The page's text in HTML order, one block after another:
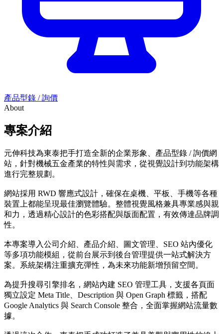
產品型錄 / 詢價
About
專案介紹
元伸科技為東泰把手打造全新的企業形象、產品型錄 / 詢價網
站，針對機械五金產業的特性與需求，從視覺設計到功能架構
進行完整規劃。
網站採用 RWD 響應式設計，確保在桌機、平板、手機等各種
裝置上都能呈現最佳瀏覽體驗。整體視覺風格兼具專業感與親
和力，透過精心設計的色彩搭配與版面配置，有效傳達品牌調
性。
本專案導入公司介紹、產品介紹、圖文管理、SEO 站內優化
等多項功能模組，從前台展示到後台管理提供一站式解決方
案。系統架構注重擴充彈性，為未來功能新增預留空間。
為提升搜尋引擎排名，網站內建 SEO 管理工具，支援各頁面
獨立設定 Meta Title、Description 與 Open Graph 標籤，搭配
Google Analytics 與 Search Console 整合，全面掌握網站流量數
據。